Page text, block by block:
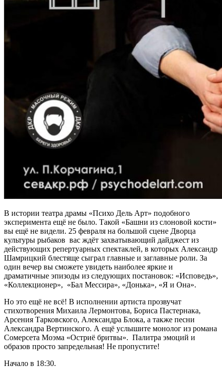
В истории театра драмы «Психо Дель Арт» подобного
эксперимента ещё не было. Такой «Башни из слоновой кости»
вы ещё не видели. 25 февраля на большой сцене Дворца
культуры рыбаков вас ждёт захватывающий дайджест из
действующих репертуарных спектаклей, в которых Александр
Шамрицкий блестяще сыграл главные и заглавные роли. За
один вечер вы сможете увидеть наиболее яркие и
драматичные эпизоды из следующих постановок: «Исповедь»,
«Коллекционер», «Бал Мессира», «Донька», «Я и Она».
Но это ещё не всё! В исполнении артиста прозвучат
стихотворения Михаила Лермонтова, Бориса Пастернака,
Арсения Тарковского, Александра Блока, а также песни
Александра Вертинского. А ещё услышите монолог из романа
Сомерсета Моэма «Остриё бритвы». Палитра эмоций и
образов просто запредельная! Не пропустите!
Начало в 18:30.